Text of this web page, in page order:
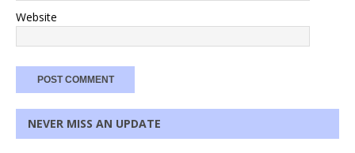
Website
NEVER MISS AN UPDATE